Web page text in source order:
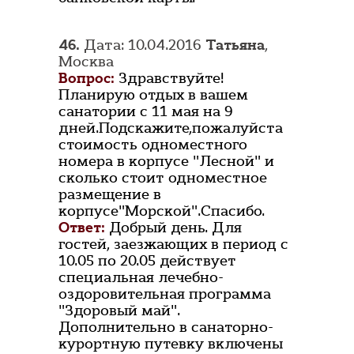
46. Дата: 10.04.2016 Татьяна,
Москва
Вопрос: Здравствуйте!
Планирую отдых в вашем
санатории с 11 мая на 9
дней.Подскажите,пожалуйста
стоимость одноместного
номера в корпусе "Лесной" и
сколько стоит одноместное
размещение в
корпусе"Морской".Спасибо.
Ответ: Добрый день. Для
гостей, заезжающих в период с
10.05 по 20.05 действует
специальная лечебно-
оздоровительная программа
"Здоровый май".
Дополнительно в санаторно-
курортную путевку включены